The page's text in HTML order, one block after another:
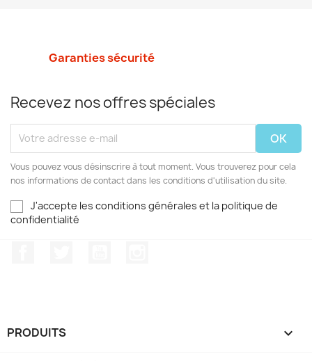
Garanties sécurité
Recevez nos offres spéciales
Vous pouvez vous désinscrire à tout moment. Vous trouverez pour cela
nos informations de contact dans les conditions d'utilisation du site.
J'accepte les conditions générales et la politique de
confidentialité
PRODUITS 